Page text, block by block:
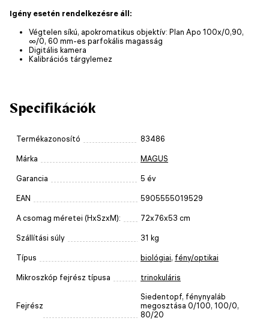
Igény esetén rendelkezésre áll:
Végtelen síkú, apokromatikus objektív: Plan Apo 100x/0,90,
∞/0, 60 mm-es parfokális magasság
Digitális kamera
Kalibrációs tárgylemez
Specifikációk
Termékazonosító 83486
Márka MAGUS
Garancia 5 év
EAN 5905555019529
A csomag méretei (HxSzxM): 72x76x53 cm
Szállítási súly 31 kg
Típus biológiai, fény/optikai
Mikroszkóp fejrész típusa trinokuláris
Fejrész
Siedentopf, fénynyaláb
megosztása 0/100, 100/0,
80/20